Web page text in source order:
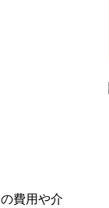
費用や介